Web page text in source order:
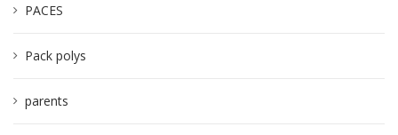
PACES
Pack polys
parents